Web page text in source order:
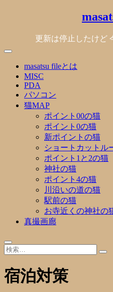
更新は停止したけど
masatsu fileとは
MISC
PDA
パソコン
猫MAP
ポイント00の猫
ポイント0の猫
新ポイントの猫
ショートカットル
ポイント1と2の猫
神社の猫
ポイント4の猫
川沿いの道の猫
駅前の猫
お寺近くの神社の
真撮画廊
宿泊対策